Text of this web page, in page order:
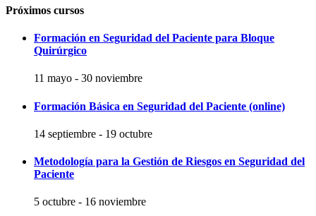
Próximos cursos
Formación en Seguridad del Paciente para Bloque
Quirúrgico
11 mayo - 30 noviembre
Formación Básica en Seguridad del Paciente (online)
14 septiembre - 19 octubre
Metodología para la Gestión de Riesgos en Seguridad del
Paciente
5 octubre - 16 noviembre